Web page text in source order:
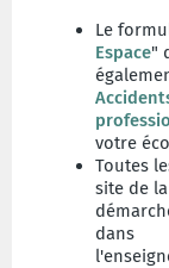
Le
Espace"
votre
Toutes
site de
dans